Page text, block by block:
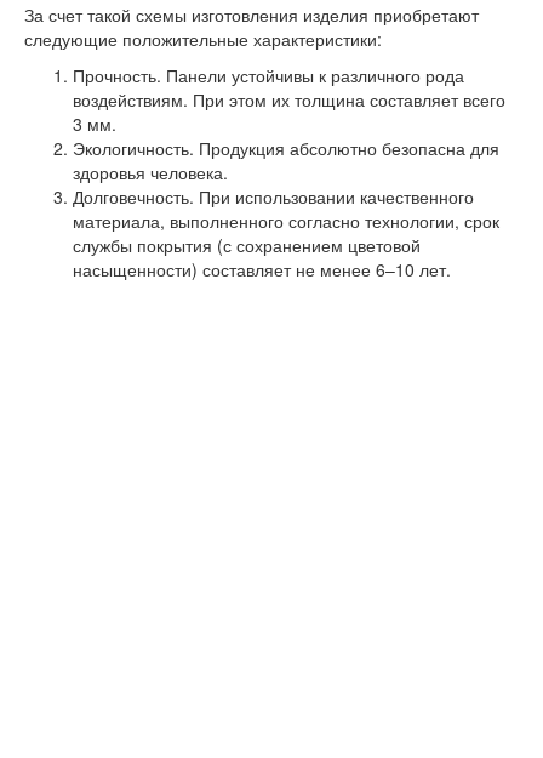
За счет такой схемы изготовления изделия приобретают
следующие положительные характеристики:
Прочность. Панели устойчивы к различного рода
воздействиям. При этом их толщина составляет всего
3 мм.
Экологичность. Продукция абсолютно безопасна для
здоровья человека.
Долговечность. При использовании качественного
материала, выполненного согласно технологии, срок
службы покрытия (с сохранением цветовой
насыщенности) составляет не менее 6–10 лет.